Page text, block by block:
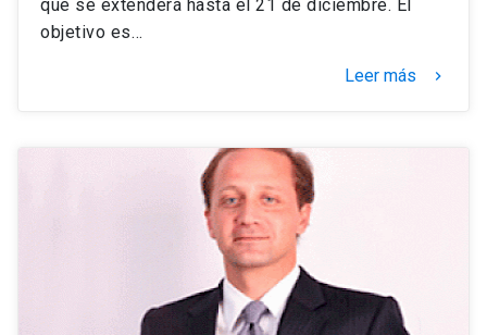
que se extenderá hasta el 21 de diciembre. El
objetivo es…
Leer más keyboard_arrow_right